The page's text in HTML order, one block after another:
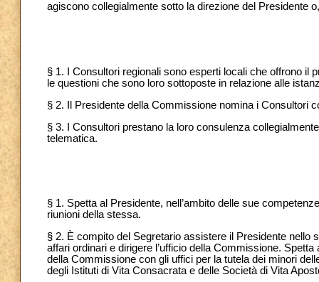
agiscono collegialmente sotto la direzione del Presidente
§ 1. I Consultori regionali sono esperti locali che offrono il
le questioni che sono loro sottoposte in relazione alle
§ 2. Il Presidente della Commissione nomina i Consultori
§ 3. I Consultori prestano la loro consulenza
telematica.
§ 1. Spetta al Presidente, nell’ambito delle sue
riunioni della stessa.
§ 2. È compito del Segretario assistere il Presidente
affari ordinari e dirigere l’ufficio della Commissione.
della Commissione con gli uffici per la tutela dei minori
degli Istituti di Vita Consacrata e delle Società di Vita